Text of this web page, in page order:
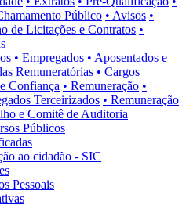
Público • Avisos •
de Licitações e Contratos •
• Empregados • Aposentados e
Remuneratórias • Cargos
Confiança • Remuneração •
Terceirizados • Remuneração
e Comitê de Auditoria
Públicos
ao cidadão - SIC
Pessoais